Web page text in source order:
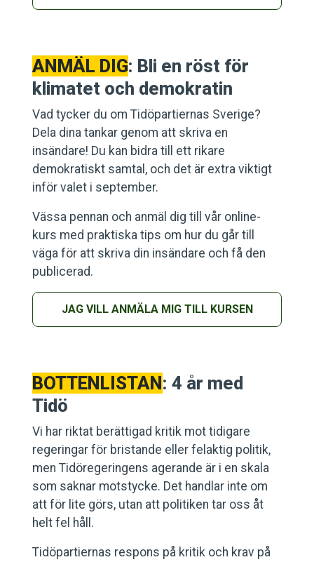
ANMÄL DIG: Bli en röst för
klimatet och demokratin
Vad tycker du om Tidöpartiernas Sverige?
Dela dina tankar genom att skriva en
insändare! Du kan bidra till ett rikare
demokratiskt samtal, och det är extra viktigt
inför valet i september.
Vässa pennan och anmäl dig till vår online-
kurs med praktiska tips om hur du går till
väga för att skriva din insändare och få den
publicerad.
JAG VILL ANMÄLA MIG TILL KURSEN
BOTTENLISTAN: 4 år med
Tidö
Vi har riktat berättigad kritik mot tidigare
regeringar för bristande eller felaktig politik,
men Tidöregeringens agerande är i en skala
som saknar motstycke. Det handlar inte om
att för lite görs, utan att politiken tar oss åt
helt fel håll.
Tidöpartiernas respons på kritik och krav på